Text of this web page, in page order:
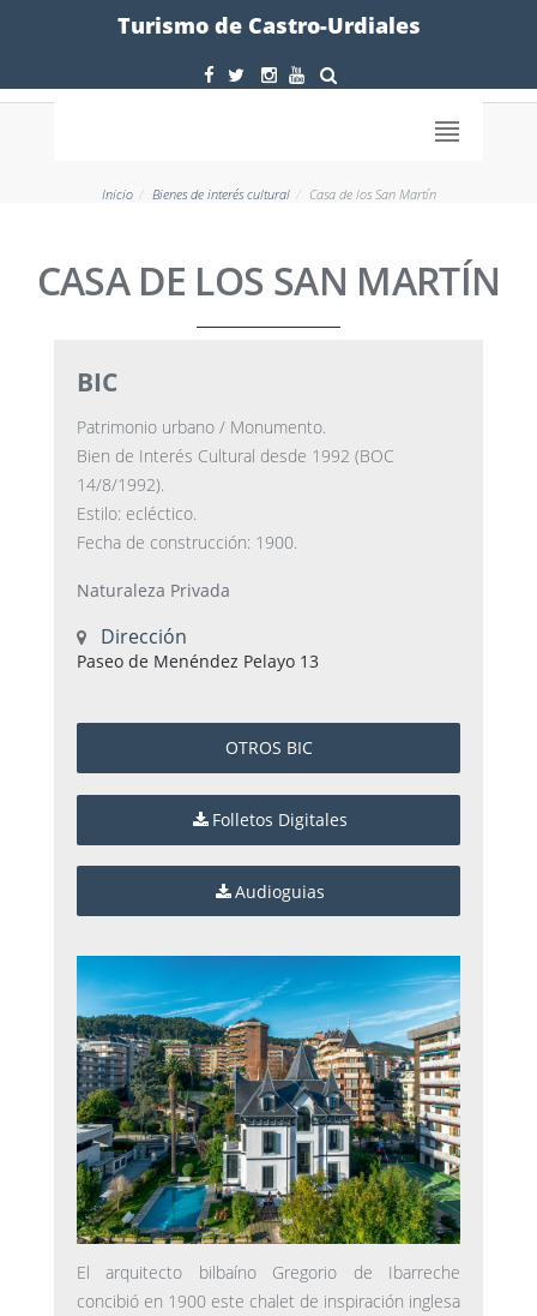
FormularioTurismo de Castro-Urdiales
Inicio Bienes de interés cultural Casa de los San Martín
CASA DE LOS SAN MARTÍN
BIC
Patrimonio urbano / Monumento.
Bien de Interés Cultural desde 1992 (BOC
14/8/1992).
Estilo: ecléctico.
Fecha de construcción: 1900.
Naturaleza Privada
Dirección
Paseo de Menéndez Pelayo 13
OTROS BIC
Folletos Digitales
Audioguias
El arquitecto bilbaíno Gregorio de Ibarreche
concibió en 1900 este chalet de inspiración inglesa